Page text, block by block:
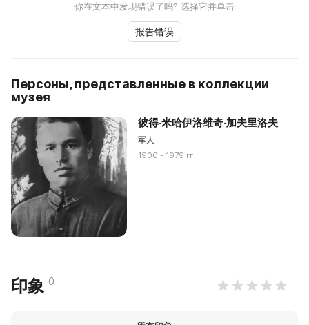
你在文本中发现错误了吗? 选择它并单击
报告错误
Персоны, представленные в коллекции
музея
彼得·米哈伊洛维奇·加夫里洛夫
军人
1900 - 1979 гг
印象 0